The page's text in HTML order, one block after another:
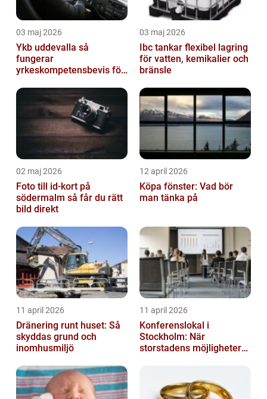
03 maj 2026
Ykb uddevalla så
fungerar
yrkeskompetensbevis för
03 maj 2026
Ibc tankar flexibel lagring
för vatten, kemikalier och
bränsle
02 maj 2026
Foto till id-kort på
södermalm så får du rätt
bild direkt
12 april 2026
Köpa fönster: Vad bör
man tänka på
11 april 2026
Dränering runt huset: Så
skyddas grund och
inomhusmiljö
11 april 2026
Konferenslokal i
Stockholm: När
storstadens möjligheter